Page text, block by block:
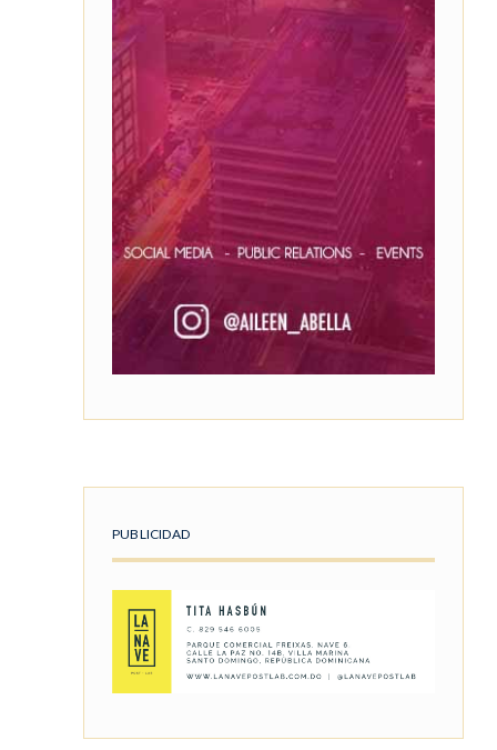
PUBLICIDAD